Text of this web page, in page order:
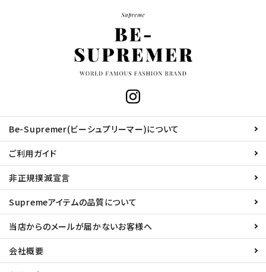
Be-Supremer(ビーシュプリーマー)について
ご利用ガイド
非正規撲滅宣言
Supremeアイテムの品質について
当店からのメールが届かないお客様へ
会社概要